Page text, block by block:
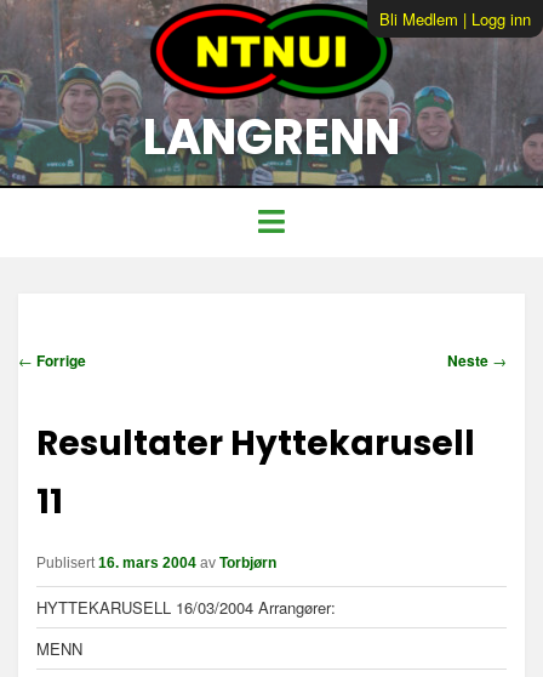
LANGRENN
Bli Medlem | Logg inn
I← Forrige Neste →
Resultater Hyttekarusell
11
Publisert16. mars 2004 av Torbjørn
HYTTEKARUSELL 16/03/2004 Arrangører:
MENN